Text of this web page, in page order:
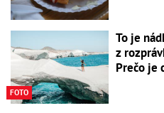
FOTO
To je
z
Prečo je